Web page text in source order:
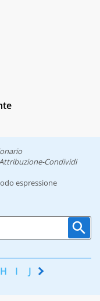
Condividi
espressione
H I J K